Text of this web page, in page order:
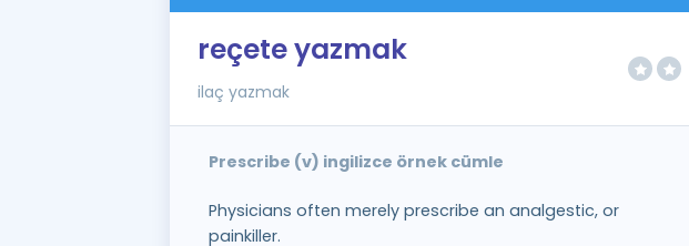
reçete yazmak
ilaç yazmak
Prescribe (v) ingilizce örnek cümle
Physicians often merely prescribe an analgestic, or
painkiller.